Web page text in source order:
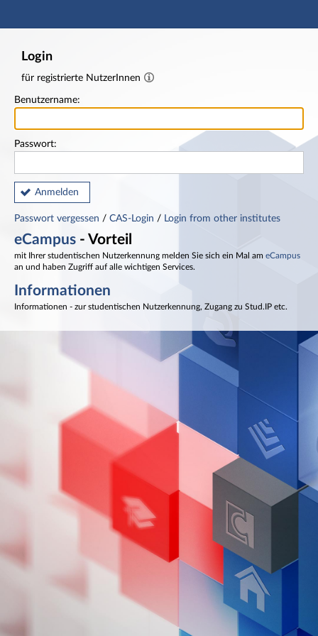
Hauptnavigation
Login
für registrierte NutzerInnen
Benutzername:
Passwort:
Anmelden
Passwort vergessen / CAS-Login / Login from other institutes
eCampus - Vorteil
mit Ihrer studentischen Nutzerkennung melden Sie sich ein Mal am eCampus
an und haben Zugriff auf alle wichtigen Services.
Informationen
Informationen - zur studentischen Nutzerkennung, Zugang zu Stud.IP etc.